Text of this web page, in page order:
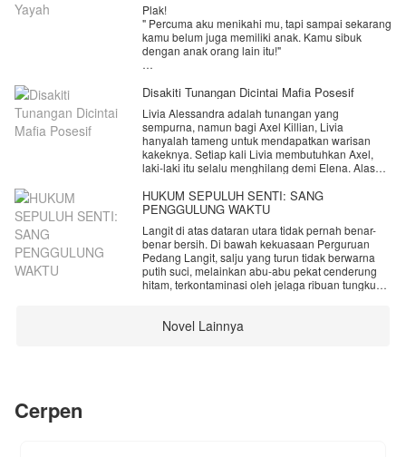
Plak!
" Percuma aku menikahi mu, tapi sampai sekarang
kamu belum juga memiliki anak. Kamu sibuk
dengan anak orang lain itu!"
sitter. Memang mengurus anak orang lain adalah
Lagi dan lagi, Raina mendapatkan cap lima jari
dari Rusman di pipinya. Dan yang dibahas adalah
hal yang sama yakni kenapa dia tak kunjung bisa
hamil padahal pernikahan mereka sudah berjalan
Raina Puspita, usianya 25 tahun sekarang. Dia
menikah dengan Rusman Pambudi, pria yang
dulu lembut namun kini berubah setelah mereka
menikah.
Pernikahan yang ia harap menjadi sebuah rumah
baginya, nyatanya menjadi sebuah gubuk derita.
dan tingkah menggemaskan dari Chandran Akash
Dwiangga.
Disakiti Tunangan Dicintai Mafia Posesif
Livia Alessandra adalah tunangan yang
sempurna, namun bagi Axel Killian, Livia
hanyalah tameng untuk mendapatkan warisan
kakeknya. Setiap kali Livia membutuhkan Axel,
laki-laki itu selalu menghilang demi Elena. Alasan
karena sakit.
menghilang dari Axel setelah puncaknya ia
ditinggal Axel saat fitting baju pengantin. Dan saat
itu Livia sudah tahu tentang hubungan Axel dan
Elena dibelakangnya. Ternyata Elena bukan
sahabat perempuan Axel, tapi mantan pacarnya.
membiarkan Livia jatuh. Ia diselamatkan oleh
HUKUM SEPULUH SENTI: SANG
PENGGULUNG WAKTU
Langit di atas dataran utara tidak pernah benar-
benar bersih. Di bawah kekuasaan Perguruan
Pedang Langit, salju yang turun tidak berwarna
putih suci, melainkan abu-abu pekat cenderung
hitam, terkontaminasi oleh jelaga ribuan tungku
adalah hamparan lumpur beku yang dingin,
tempat di mana kasta terendah manusia—para
Novel Lainnya
Cerpen